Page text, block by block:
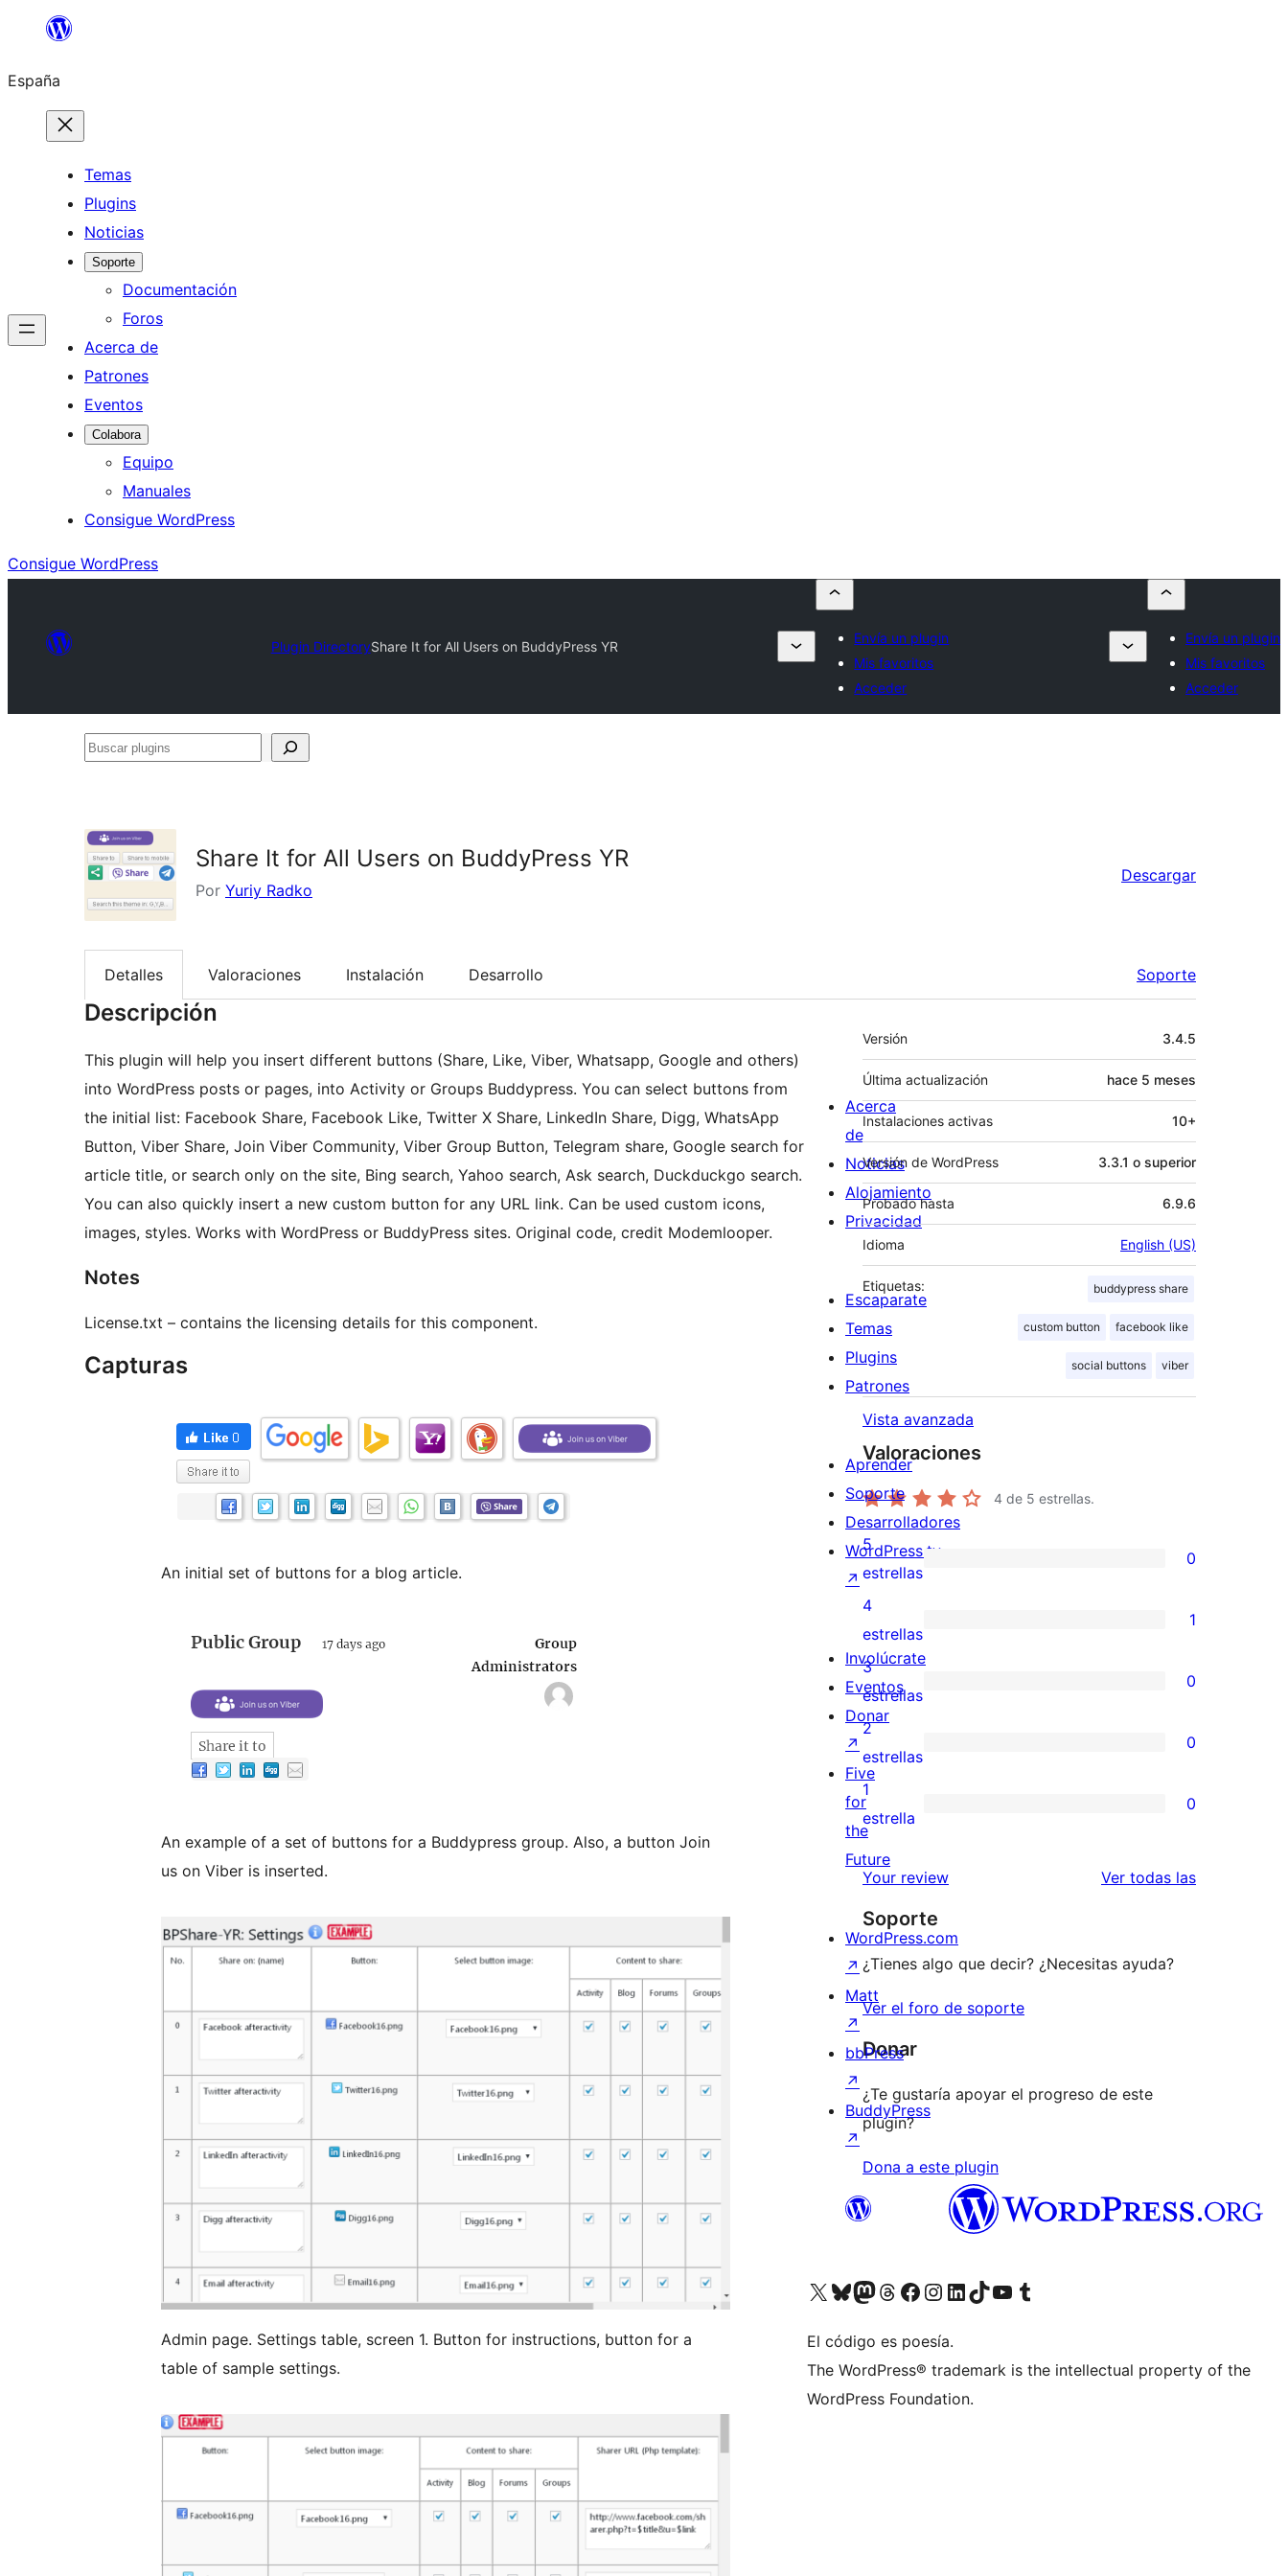
Saltar
contenido
España
Temas
Plugins
Noticias
Soporte
Documentación
Foros
Acerca de
Patrones
Eventos
Colabora
Equipo
Manuales
Consigue WordPress
Consigue WordPress
Plugin DirectoryShare It for All Users on BuddyPress YR
Envía un plugin
Mis favoritos
Acceder
Envía un plugin
Mis favoritos
Acceder
Buscar
Share It for All Users on BuddyPress YR
Por Yuriy Radko
Descargar
Detalles Valoraciones Instalación Desarrollo Soporte
Descripción
This plugin will help you insert different buttons (Share, Like, Viber, Whatsapp, Google and others)
into WordPress posts or pages, into Activity or Groups Buddypress. You can select buttons from
the initial list: Facebook Share, Facebook Like, Twitter X Share, LinkedIn Share, Digg, WhatsApp
Button, Viber Share, Join Viber Community, Viber Group Button, Telegram share, Google search for
article title, or search only on the site, Bing search, Yahoo search, Ask search, Duckduckgo search.
You can also quickly insert a new custom button for any URL link. Can be used custom icons,
images, styles. Works with WordPress or BuddyPress sites. Original code, credit Modemlooper.
Notes
License.txt – contains the licensing details for this component.
Capturas
An initial set of buttons for a blog article.
An example of a set of buttons for a Buddypress group. Also, a button Join
us on Viber is inserted.
Admin page. Settings table, screen 1. Button for instructions, button for a
table of sample settings.
Meta
Versión 3.4.5
Última actualización hace 5 meses
Instalaciones activas 10+
Versión de WordPress 3.3.1 o superior
Probado hasta 6.9.6
Idioma English (US)
Etiquetas: buddypress share
custom button facebook like
social buttons viber
Vista avanzada
Valoraciones
4 de 5 estrellas.
0
valoraciones
de
5
estrellas
5
estrellas
0
1
valoración
de
4
estrellas
4
estrellas
1
0
valoraciones
de
3
estrellas
3
estrellas
0
0
valoraciones
de
2
estrellas
2
estrellas
0
0
de
estrellas
1
estrella
0
Your review Ver todas lasvaloraciones
Soporte
¿Tienes algo que decir? ¿Necesitas ayuda?
Ver el foro de soporte
Donar
¿Te gustaría apoyar el progreso de este
plugin?
Dona a este plugin
Acerca
de
Noticias
Alojamiento
Privacidad
Escaparate
Temas
Plugins
Patrones
Aprender
Soporte
Desarrolladores
WordPress.tv
↗
Involúcrate
Eventos
Donar
↗
Five
for
the
Future
WordPress.com
↗
Matt
↗
bbPress
↗
BuddyPress
↗
Visita nuestra cuenta de X (anteriormente Twitter)
Visita nuestra cuenta de Bluesky
Visita nuestra cuenta de Mastodon
Visita nuestra cuenta de Threads
Visita nuestra página de Facebook
Visita nuestra cuenta de Instagram
Visita nuestra cuenta de LinkedIn
Visita nuestra cuenta de TikTok
Visita nuestro canal de YouTube
Visita nuestra cuenta de Tumblr
El código es poesía.
The WordPress® trademark is the intellectual property of the
WordPress Foundation.